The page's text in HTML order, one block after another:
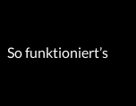
So funktioniert’s